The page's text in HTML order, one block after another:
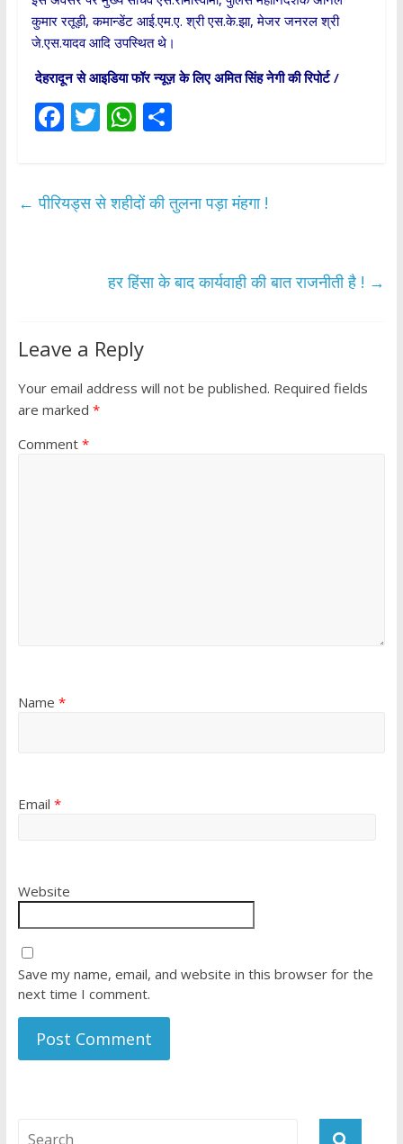
कुमार रतूड़ी, कमान्डेंट आई.एम.ए. श्री एस.के.झा, मेजर जनरल श्री
जे.एस.यादव आदि उपस्थित थे।
देहरादून से आइडिया फॉर न्यूज़ के लिए अमित सिंह नेगी की रिपोर्ट /
F
b
T
er
W
s
p
S
e
← पीरियड्स से शहीदों की तुलना पड़ा मंहगा !
हर हिंसा के बाद कार्यवाही की बात राजनीती है ! →
Leave a Reply
Your email address will not be published. Required fields
are marked *
Comment *
Name *
Email *
Website
Save my name, email, and website in this browser for the
next time I comment.